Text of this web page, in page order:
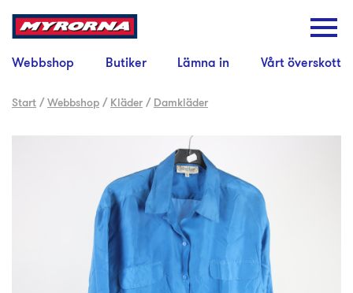
Webbshop Butiker Lämna in Vårt överskott
Start /Webbshop / Kläder / Damkläder